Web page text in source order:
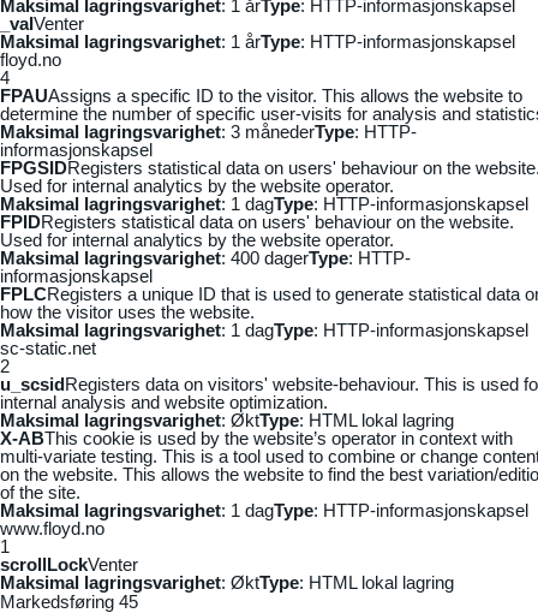
Maksimal lagringsvarighet: 1 årType: HTTP-informasjonskapsel
_vaIVenter
Maksimal lagringsvarighet: 1 årType: HTTP-informasjonskapsel
floyd.no
4
FPAUAssigns a specific ID to the visitor. This allows the website to
determine the number of specific user-visits for analysis and
Maksimal lagringsvarighet: 3 månederType: HTTP-
informasjonskapsel
FPGSIDRegisters statistical data on users' behaviour on the
Used for internal analytics by the website operator.
Maksimal lagringsvarighet: 1 dagType: HTTP-informasjonskapsel
FPIDRegisters statistical data on users' behaviour on the website.
Used for internal analytics by the website operator.
Maksimal lagringsvarighet: 400 dagerType: HTTP-
informasjonskapsel
FPLCRegisters a unique ID that is used to generate statistical data
how the visitor uses the website.
Maksimal lagringsvarighet: 1 dagType: HTTP-informasjonskapsel
sc-static.net
2
u_scsidRegisters data on visitors' website-behaviour. This is used
internal analysis and website optimization.
Maksimal lagringsvarighet: ØktType: HTML lokal lagring
X-ABThis cookie is used by the website’s operator in context with
multi-variate testing. This is a tool used to combine or change
on the website. This allows the website to find the best variation/
of the site.
Maksimal lagringsvarighet: 1 dagType: HTTP-informasjonskapsel
www.floyd.no
1
scrollLockVenter
Maksimal lagringsvarighet: ØktType: HTML lokal lagring
Markedsføring 45